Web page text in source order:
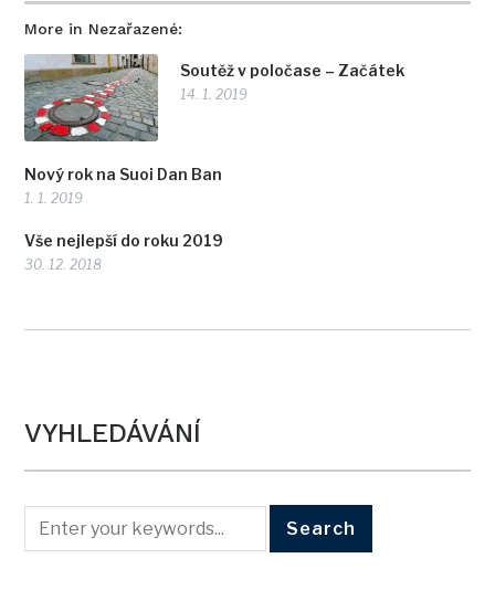
More in Nezařazené:
Soutěž v poločase – Začátek
14. 1. 2019
Nový rok na Suoi Dan Ban
1. 1. 2019
Vše nejlepší do roku 2019
30. 12. 2018
VYHLEDÁVÁNÍ